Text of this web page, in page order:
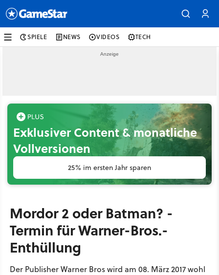
SPIELE NEWS VIDEOS TECH
Exklusiver Content & monatliche
Vollversionen
25% im ersten Jahr sparen
Mordor 2 oder Batman? -
Termin für Warner-Bros.-
Enthüllung
Der Publisher Warner Bros wird am 08. März 2017 wohl